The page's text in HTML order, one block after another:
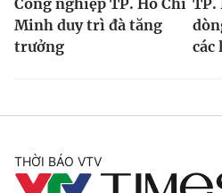
thông tin từ website này.
Công nghiệp TP. Hồ Chí
Minh duy trì đà tăng
trưởng
TP.
các
THỜI BÁO VTV